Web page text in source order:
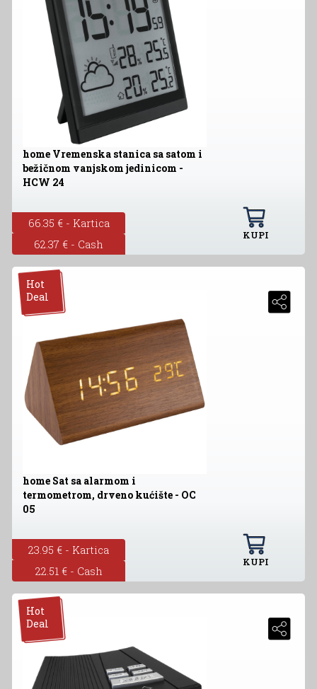
home Vremenska stanica sa satom i
bežičnom vanjskom jedinicom -
HCW 24
66.35 € - Kartica
62.37 € - Cash
KUPI
Hot
Deal
home Sat sa alarmom i
termometrom, drveno kućište - OC
05
23.95 € - Kartica
22.51 € - Cash
KUPI
Hot
Deal